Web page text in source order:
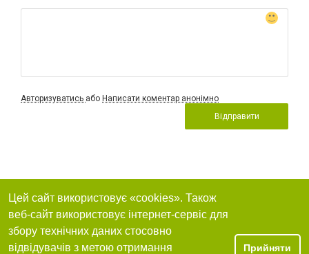
Авторизуватись або Написати коментар анонімно
Відправити
Цей сайт використовує «cookies». Також
веб-сайт використовує інтернет-сервіс для
збору технічних даних стосовно
відвідувачів з метою отримання
Прийняти